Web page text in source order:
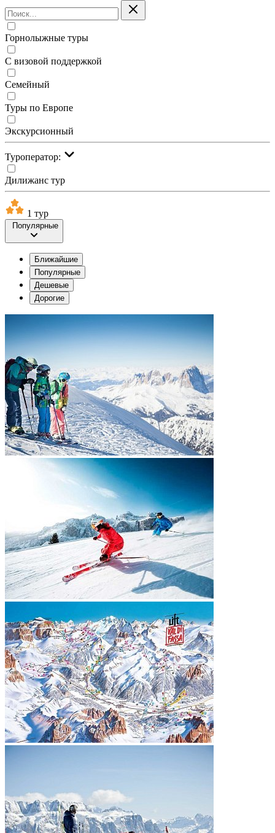
Горнолыжные туры
С визовой поддержкой
Семейный
Туры по Европе
Экскурсионный
Туроператор:
Дилижанс тур
1 тур
Популярные
Ближайшие
Популярные
Дешевые
Дорогие